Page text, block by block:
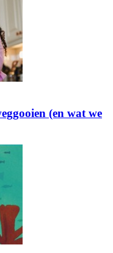
(en wat we